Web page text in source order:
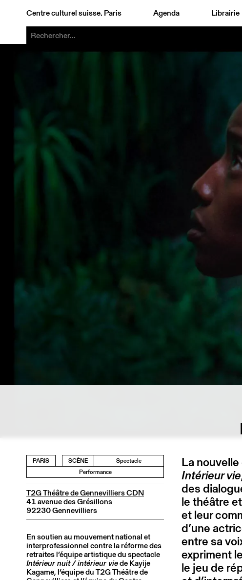
Centre culturel suisse. Paris Agenda Librairie
PARIS SCÈNE
Spectacle
Performance
T2G Théâtre de Gennevilliers CDN
41 avenue des Grésillons
92230 Gennevilliers
En soutien au mouvement national et
interprofessionnel contre la réforme des
retraites l’équipe artistique du spectacle
Intérieur nuit / intérieur viede Kayije
Kagame, l’équipe du T2G Théâtre de
La
Intérieur vie
des
le théâtre
et leur
d’une
entre sa
expriment
le jeu de